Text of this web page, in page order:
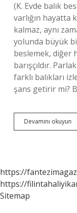
(K. Evde balık
varlığın hayatta
kalmaz, aynı
yolunda büyük bir
beslemek, diğer
barışçıldır.
farklı balıkları
şans getirir mi?
Devamını okuyun
https://
https://
Sitemap